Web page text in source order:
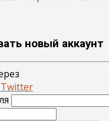
новый аккаунт
Twitter